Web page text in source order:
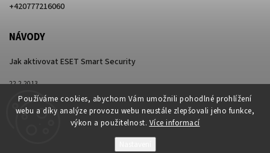
Používáme cookies, abychom Vám umožnili pohodlné prohlížení
webu a díky analýze provozu webu neustále zlepšovali jeho funkce,
výkon a použitelnost. Více informací
+420777216060
NÁVODY
Jak aktivovat ESET Smart Security
22.2.2013